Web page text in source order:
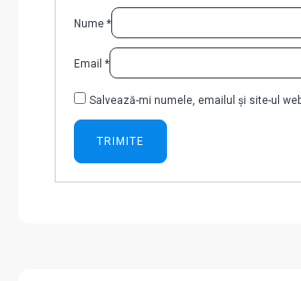
Nume *
Email *
Salvează-mi numele, emailul și site-ul